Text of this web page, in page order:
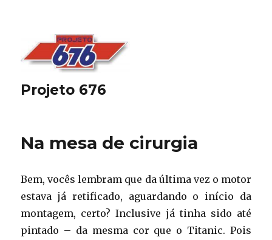
Projeto 676
Na mesa de cirurgia
Bem, vocês lembram que da última vez o motor
estava já retificado, aguardando o início da
montagem, certo? Inclusive já tinha sido até
pintado – da mesma cor que o Titanic. Pois